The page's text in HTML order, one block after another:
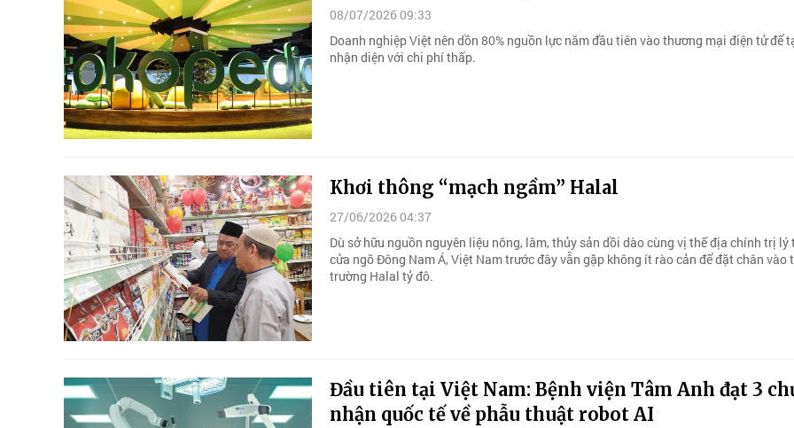
08/07/2026 09:33
Doanh nghiệp Việt nên dồn 80% nguồn lực năm đầu tiên vào thương mại điện tử để
nhận diện với chi phí thấp.
Khơi thông “mạch ngầm” Halal
27/06/2026 04:37
Dù sở hữu nguồn nguyên liệu nông, lâm, thủy sản dồi dào cùng vị thế địa chính trị lý
cửa ngõ Đông Nam Á, Việt Nam trước đây vẫn gặp không ít rào cản để đặt chân vào
trường Halal tỷ đô.
Đầu tiên tại Việt Nam: Bệnh viện Tâm Anh đạt 3
nhận quốc tế về phẫu thuật robot AI